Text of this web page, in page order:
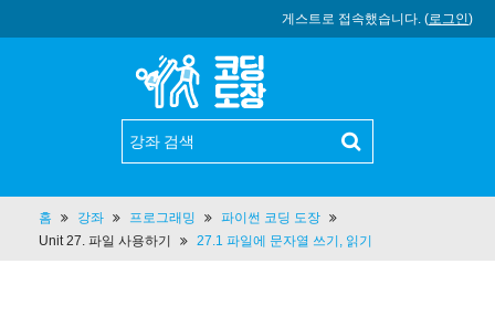
게스트로 접속했습니다. (로그인)
홈 강좌 프로그래밍
파이썬 코딩 도장
Unit 27. 파일 사용하기
27.1 파일에 문자열 쓰기, 읽기